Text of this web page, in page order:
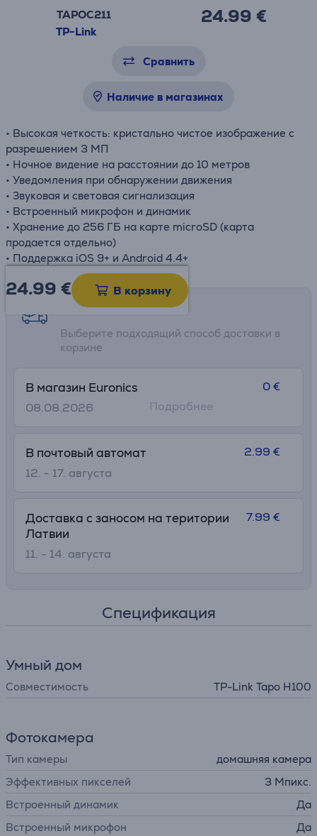
TAPOC211
TP-Link
24.99 €
Сравнить
Наличие в магазинах
• Высокая четкость: кристально чистое изображение с
разрешением 3 МП
• Ночное видение на расстоянии до 10 метров
• Уведомления при обнаружении движения
• Звуковая и световая сигнализация
• Встроенный микрофон и динамик
• Хранение до 256 ГБ на карте microSD (карта
продается отдельно)
• Поддержка iOS 9+ и Android 4.4+
24.99 € В корзину
Возможности доставки
Выберите подходящий способ доставки в
корзине
В магазин Euronics
08.08.2026
0 €
Подробнее
В почтовый автомат
12. - 17. августа
2.99 €
Доставка с заносом на територии
Латвии
11. - 14. августа
7.99 €
Спецификация
Умный дом
Совместимость TP-Link Tapo H100
Фотокамера
Тип камеры
домашняя камера
Эффективных пикселей
3 Мпикс.
Встроенный динамик
Да
Встроенный микрофон
Да